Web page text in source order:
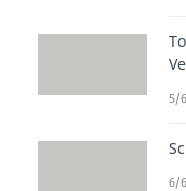
5/
6/